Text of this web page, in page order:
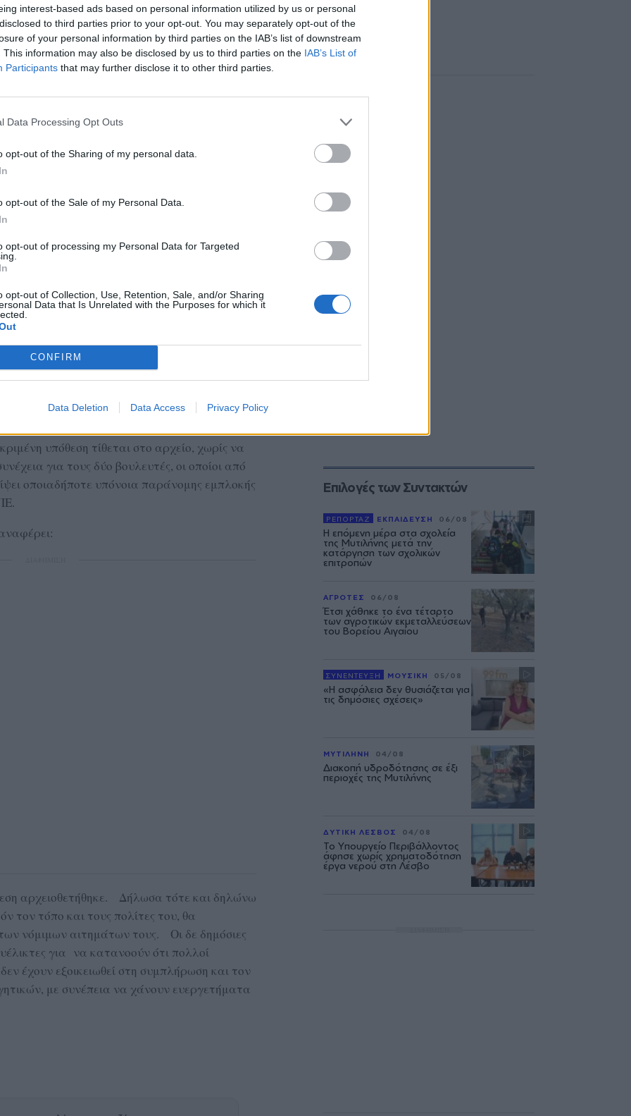
interest-based ads based on personal information utilized by us or personal
to third parties prior to your opt-out. You may separately opt-out of the
of your personal information by third parties on the IAB’s list of downstream
This information may also be disclosed by us to third parties on the IAB’s List of
Participants that may further disclose it to other third parties.
Data Processing Opt Outs
opt-out of the Sharing of my personal data.
opt-out of the Sale of my Personal Data.
opt-out of processing my Personal Data for Targeted
opt-out of Collection, Use, Retention, Sale, and/or Sharing
Data that Is Unrelated with the Purposes for which it
CONFIRM
Data Deletion Data Access Privacy Policy
ΔΙΑΦΗΜΙΣΗ
ιδιαίτερη σημασία για τη Λέσβο, καθώς
βουλευτή της Ν.Δ. και ισχυρό
κρίση ότι δεν προέκυψαν ποινικές
συζήτησης που είχε ανοίξει μετά τη
υπόθεση τίθεται στο αρχείο, χωρίς να
για τους δύο βουλευτές, οι οποίοι από
οποιαδήποτε υπόνοια παράνομης εμπλοκής
αρχειοθετήθηκε. Δήλωσα τότε και δηλώνω
τον τόπο και τους πολίτες του, θα
νόμιμων αιτημάτων τους. Οι δε δημόσιες
για να κατανοούν ότι πολλοί
έχουν εξοικειωθεί στη συμπλήρωση και τον
με συνέπεια να χάνουν ευεργετήματα
Επιλογές των Συντακτών
ΡΕΠΟΡΤΑΖ ΕΚΠΑΙΔΕΥΣΗ 06/08
Η επόμενη μέρα στα σχολεία
της Μυτιλήνης μετά την
κατάργηση των σχολικών
επιτροπών
ΑΓΡΟΤΕΣ 06/08
Έτσι χάθηκε το ένα τέταρτο
των αγροτικών εκμεταλλεύσεων
του Βορείου Αιγαίου
ΣΥΝΕΝΤΕΥΞΗ ΜΟΥΣΙΚΗ 05/08
«Η ασφάλεια δεν θυσιάζεται για
τις δημόσιες σχέσεις»
ΜΥΤΙΛΗΝΗ 04/08
Διακοπή υδροδότησης σε έξι
περιοχές της Μυτιλήνης
ΔΥΤΙΚΗ ΛΕΣΒΟΣ 04/08
Το Υπουργείο Περιβάλλοντος
άφησε χωρίς χρηματοδότηση
έργα νερού στη Λέσβο